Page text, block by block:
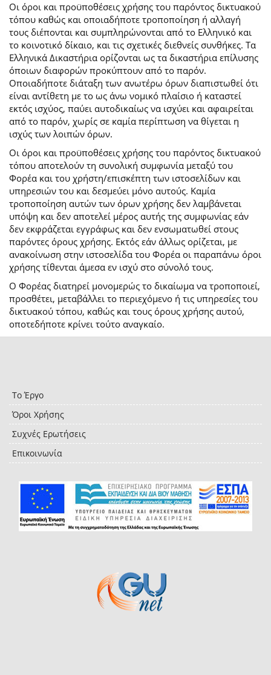
Οι όροι και προϋποθέσεις χρήσης του παρόντος δικτυακού
τόπου καθώς και οποιαδήποτε τροποποίηση ή αλλαγή
τους διέπονται και συμπληρώνονται από το Ελληνικό και
το κοινοτικό δίκαιο, και τις σχετικές διεθνείς συνθήκες. Τα
Ελληνικά Δικαστήρια ορίζονται ως τα δικαστήρια επίλυσης
όποιων διαφορών προκύπτουν από το παρόν.
Οποιαδήποτε διάταξη των ανωτέρω όρων διαπιστωθεί ότι
είναι αντίθετη με το ως άνω νομικό πλαίσιο ή καταστεί
εκτός ισχύος, παύει αυτοδικαίως να ισχύει και αφαιρείται
από το παρόν, χωρίς σε καμία περίπτωση να θίγεται η
ισχύς των λοιπών όρων.
Οι όροι και προϋποθέσεις χρήσης του παρόντος δικτυακού
τόπου αποτελούν τη συνολική συμφωνία μεταξύ του
Φορέα και του χρήστη/επισκέπτη των ιστοσελίδων και
υπηρεσιών του και δεσμεύει μόνο αυτούς. Καμία
τροποποίηση αυτών των όρων χρήσης δεν λαμβάνεται
υπόψη και δεν αποτελεί μέρος αυτής της συμφωνίας εάν
δεν εκφράζεται εγγράφως και δεν ενσωματωθεί στους
παρόντες όρους χρήσης. Εκτός εάν άλλως ορίζεται, με
ανακοίνωση στην ιστοσελίδα του Φορέα οι παραπάνω όροι
χρήσης τίθενται άμεσα εν ισχύ στο σύνολό τους.
Ο Φορέας διατηρεί μονομερώς το δικαίωμα να τροποποιεί,
προσθέτει, μεταβάλλει το περιεχόμενο ή τις υπηρεσίες του
δικτυακού τόπου, καθώς και τους όρους χρήσης αυτού,
οποτεδήποτε κρίνει τούτο αναγκαίο.
Το Έργο
Όροι Χρήσης
Συχνές Ερωτήσεις
Επικοινωνία